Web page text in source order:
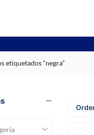
etiquetados “negra”